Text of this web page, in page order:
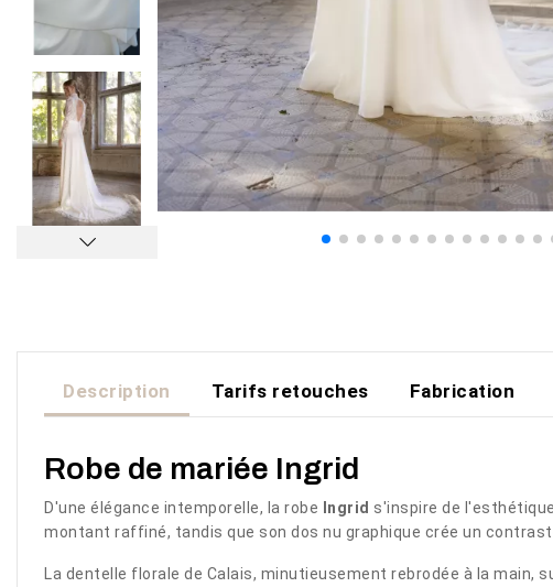
Description Tarifs retouches Fabrication
Robe de mariée Ingrid
D'une élégance intemporelle, la robe Ingrid s'inspire de
montant raffiné, tandis que son dos nu graphique crée un
La dentelle florale de Calais, minutieusement rebrodée à la